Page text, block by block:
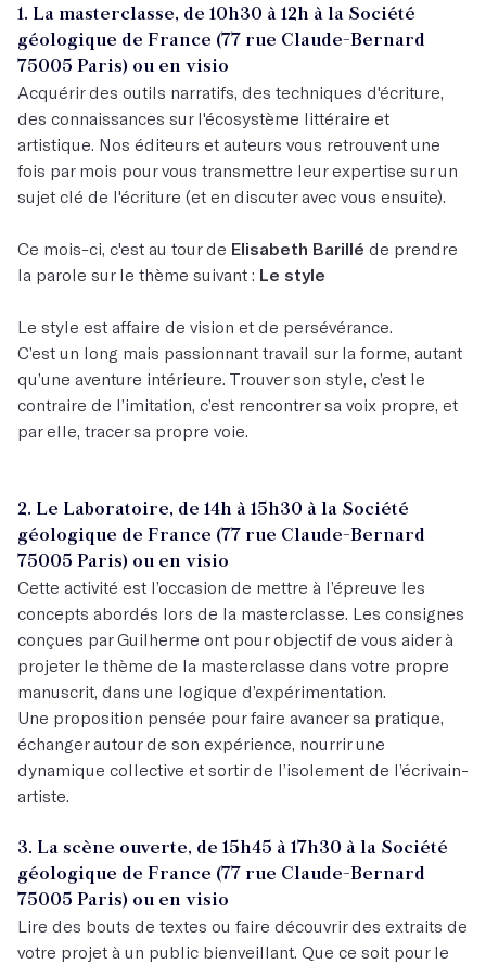
1. La masterclasse, de 10h30 à 12h à la Société
géologique de France (77 rue Claude-Bernard
75005 Paris) ou en visio
Acquérir des outils narratifs, des techniques d'écriture,
des connaissances sur l'écosystème littéraire et
artistique. Nos éditeurs et auteurs vous retrouvent une
fois par mois pour vous transmettre leur expertise sur un
sujet clé de l'écriture (et en discuter avec vous ensuite).
Ce mois-ci, c'est au tour de Elisabeth Barillé de prendre
la parole sur le thème suivant : Le style
Le style est affaire de vision et de persévérance.
C’est un long mais passionnant travail sur la forme, autant
qu’une aventure intérieure. Trouver son style, c’est le
contraire de l’imitation, c’est rencontrer sa voix propre, et
par elle, tracer sa propre voie.
2. Le Laboratoire, de 14h à 15h30 à la Société
géologique de France (77 rue Claude-Bernard
75005 Paris) ou en visio
Cette activité est l’occasion de mettre à l’épreuve les
concepts abordés lors de la masterclasse. Les consignes
conçues par Guilherme ont pour objectif de vous aider à
projeter le thème de la masterclasse dans votre propre
manuscrit, dans une logique d’expérimentation.
Une proposition pensée pour faire avancer sa pratique,
échanger autour de son expérience, nourrir une
dynamique collective et sortir de l’isolement de l’écrivain-
artiste.
3. La scène ouverte, de 15h45 à 17h30 à la Société
géologique de France (77 rue Claude-Bernard
75005 Paris) ou en visio
Lire des bouts de textes ou faire découvrir des extraits de
votre projet à un public bienveillant. Que ce soit pour le